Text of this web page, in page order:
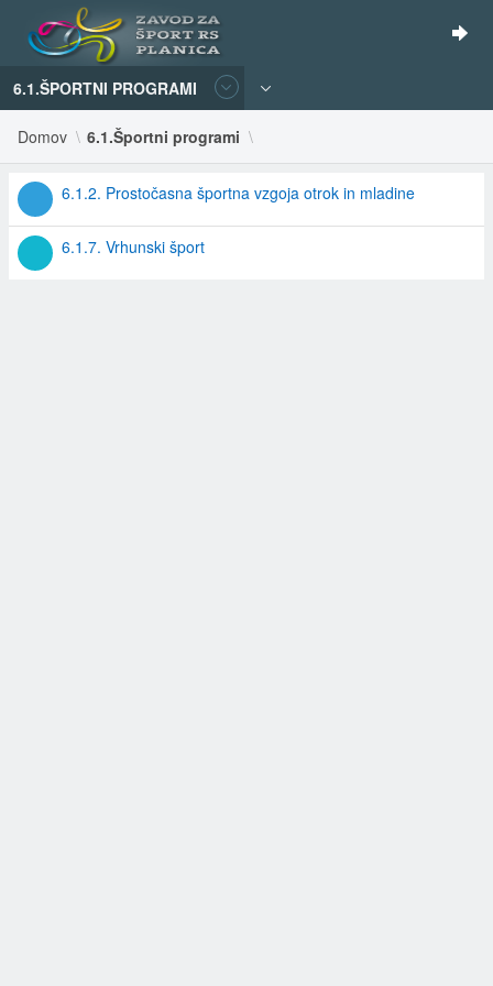
6.1.ŠPORTNI PROGRAMI
Domov 6.1.Športni programi
6.1.2. Prostočasna športna vzgoja otrok in mladine
6.1.7. Vrhunski šport